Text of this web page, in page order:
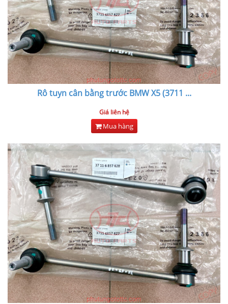
Rô tuyn cân bằng trước BMW X5 (3711 ...
Giá liên hệ
Mua hàng